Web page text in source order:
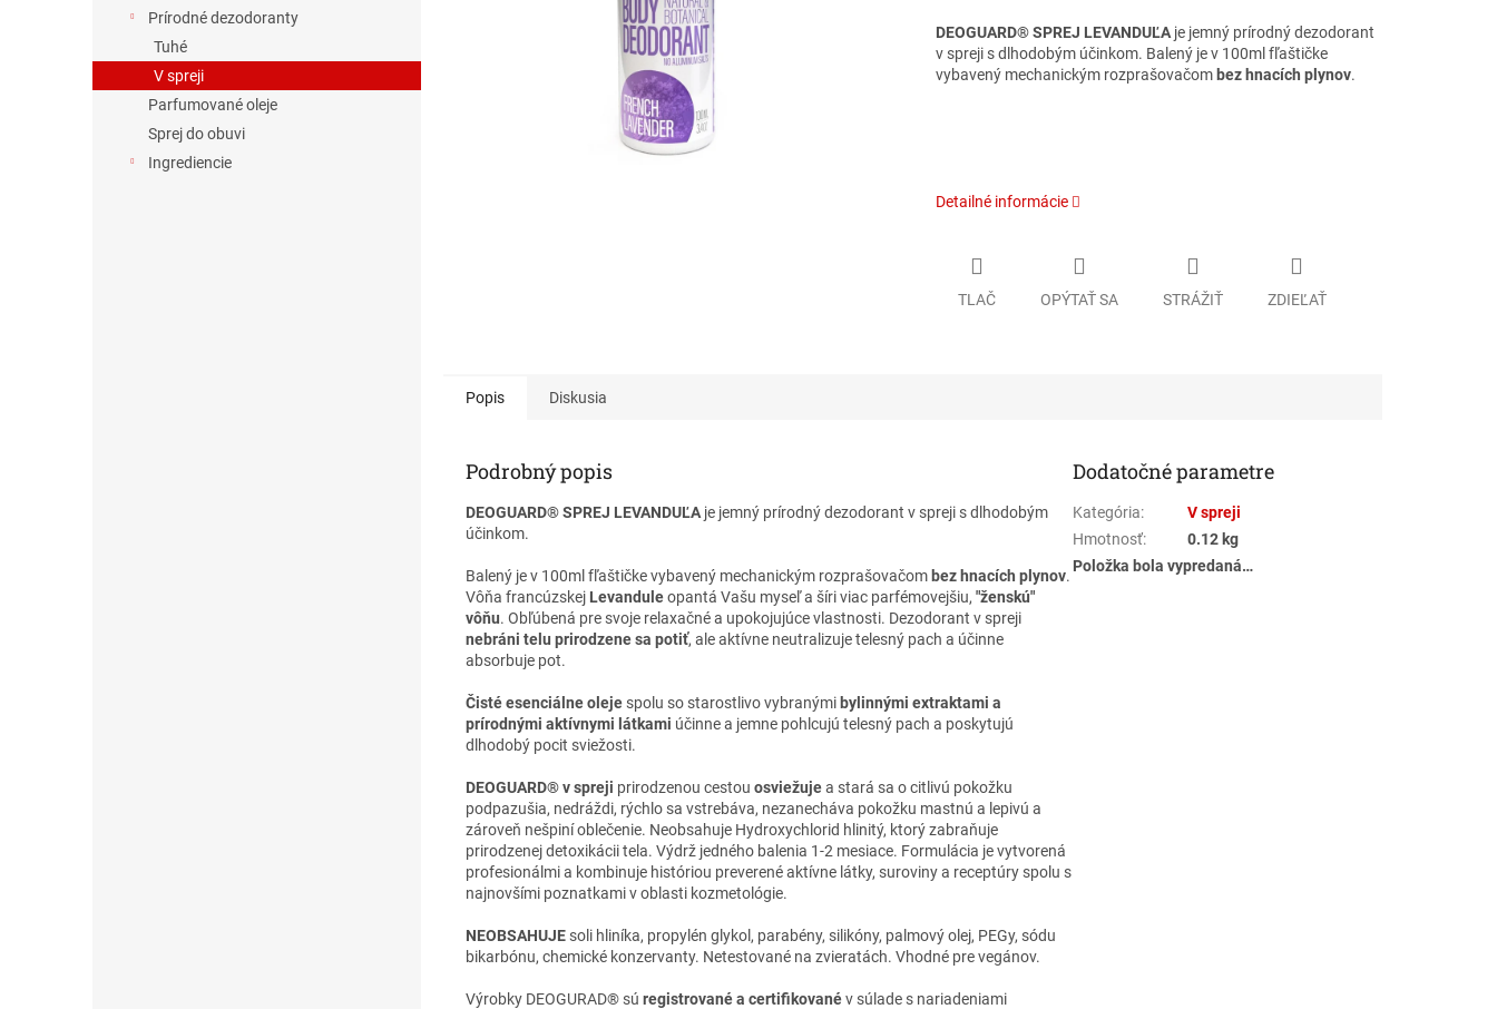
Prírodné dezodoranty
Tuhé
V spreji
Parfumované oleje
Sprej do obuvi
Ingrediencie
DEOGUARD® SPREJ LEVANDUĽAje jemný prírodný dezodorant
v spreji s dlhodobým účinkom. Balený je v 100ml fľaštičke
vybavený mechanickým rozprašovačom bez hnacích plynov.
Detailné informácie
TLAČ OPÝTAŤ SA STRÁŽIŤ ZDIEĽAŤ
Popis Diskusia
Podrobný popis
DEOGUARD® SPREJ LEVANDUĽA je jemný prírodný dezodorant v spreji s dlhodobým
účinkom.
Balený je v 100ml fľaštičke vybavený mechanickým rozprašovačom bez hnacích plynov.
Vôňa francúzskej Levanduleopantá Vašu myseľ a šíri viac parfémovejšiu, "ženskú"
vôňu. Obľúbená pre svoje relaxačné a upokojujúce vlastnosti. Dezodorant v spreji
nebráni telu prirodzene sa potiť, ale aktívne neutralizuje telesný pach a účinne
absorbuje pot.
Čisté esenciálne oleje spolu so starostlivo vybranými bylinnými extraktami a
prírodnými aktívnymi látkami účinne a jemne pohlcujú telesný pach a poskytujú
dlhodobý pocit sviežosti.
DEOGUARD® v spreji prirodzenou cestou osviežujea stará sa o citlivú pokožku
podpazušia, nedráždi, rýchlo sa vstrebáva, nezanecháva pokožku mastnú a lepivú a
zároveň nešpiní oblečenie. Neobsahuje Hydroxychlorid hlinitý, ktorý zabraňuje
prirodzenej detoxikácii tela. Výdrž jedného balenia 1-2 mesiace. Formulácia je vytvorená
profesionálmi a kombinuje históriou preverené aktívne látky, suroviny a receptúry spolu s
najnovšími poznatkami v oblasti kozmetológie.
NEOBSAHUJE soli hliníka, propylén glykol, parabény, silikóny, palmový olej, PEGy, sódu
bikarbónu, chemické konzervanty. Netestované na zvieratách. Vhodné pre vegánov.
Výrobky DEOGURAD® sú registrované a certifikovanév súlade s nariadeniami
Dodatočné parametre
Kategória:
V spreji
Hmotnosť:
0.12 kg
Položka bola vypredaná…